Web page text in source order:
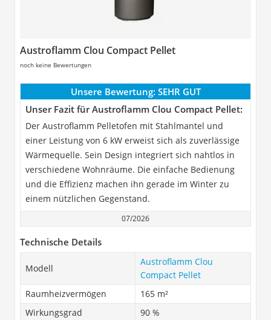
Austroflamm Clou Compact Pellet
noch keine Bewertungen
Unsere Bewertung: SEHR GUT
Unser Fazit für Austroflamm Clou Compact Pellet:
Der Austroflamm Pelletofen mit Stahlmantel und
einer Leistung von 6 kW erweist sich als zuverlässige
Wärmequelle. Sein Design integriert sich nahtlos in
verschiedene Wohnräume. Die einfache Bedienung
und die Effizienz machen ihn gerade im Winter zu
einem nützlichen Gegenstand.
07/2026
Technische Details
Modell
Austroflamm Clou
Compact Pellet
Raumheizvermögen
165 m²
Wirkungsgrad
90 %